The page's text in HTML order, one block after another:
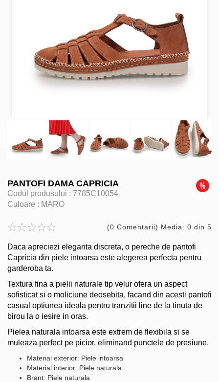
PANTOFI DAMA CAPRICIA
Codul produsului : 7785C10054
Culoare : MARO
(0 Comentarii) Media: 0 din 5
Daca apreciezi eleganta discreta, o pereche de pantofi
Capricia din piele intoarsa este alegerea perfecta pentru
garderoba ta.
Textura fina a pielii naturale tip velur ofera un aspect
sofisticat si o moliciune deosebita, facand din acesti pantofi
casual optiunea ideala pentru tranzitii line de la tinuta de
birou la o iesire in oras.
Pielea naturala intoarsa este extrem de flexibila si se
muleaza perfect pe picior, eliminand punctele de presiune.
Material exterior: Piele intoarsa
Material interior: Piele naturala
Brant: Piele naturala